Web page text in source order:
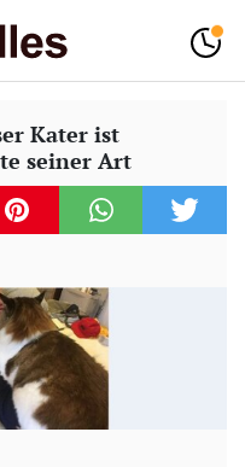
Kater ist
seiner Art